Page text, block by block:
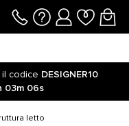
codice DESIGNER10
03m 06s
letto